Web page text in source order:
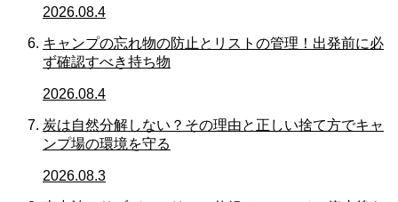
2026.08.4
キャンプの忘れ物の防止とリストの管理！出発前に必
ず確認すべき持ち物
2026.08.4
炭は自然分解しない？その理由と正しい捨て方でキャ
ンプ場の環境を守る
2026.08.3